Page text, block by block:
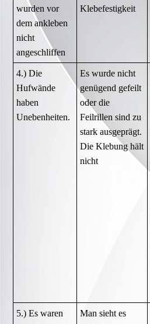
wurden vor
dem ankleben
nicht
angeschliffen
Klebefestigkeit
4.) Die
Hufwände
haben
Unebenheiten.
Es wurde nicht
genügend gefeilt
oder die
Feilrillen sind zu
stark ausgeprägt.
Die Klebung hält
nicht
5.) Es waren
Man sieht es